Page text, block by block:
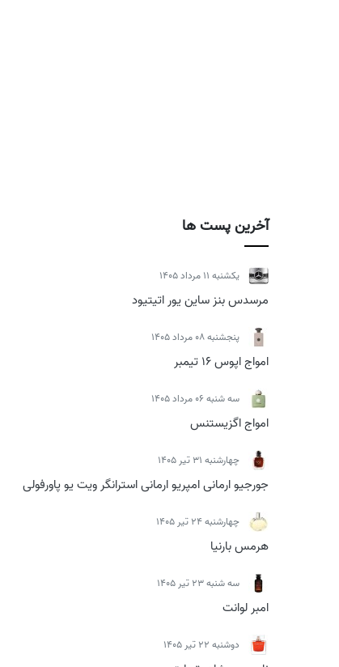
آخرین پست ها
يكشنبه 11 مرداد 1405
مرسدس بنز ساین یور اتیتیود
پنجشنبه 08 مرداد 1405
امواج اپوس 16 تیمبر
سه شنبه 06 مرداد 1405
امواج اگزیستنس
چهارشنبه 31 تیر 1405
جورجیو ارمانی امپریو ارمانی استرانگر ویت یو پاورفولی
چهارشنبه 24 تیر 1405
هرمس بارنیا
سه شنبه 23 تیر 1405
امبر لوانت
دوشنبه 22 تیر 1405